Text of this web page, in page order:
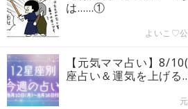
は……①
よいこ♡
【元気ママ占い】8/
座占い＆運気を上げる